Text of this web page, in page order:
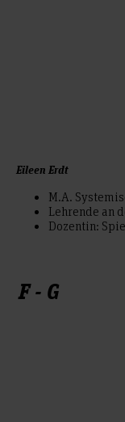
Eileen Erdt
M.A.
Lehrende an
Dozentin:
F - G